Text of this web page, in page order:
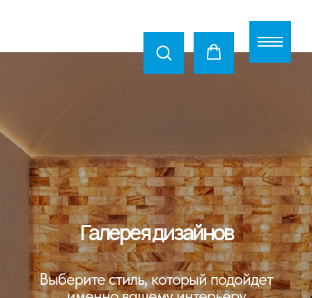
Галерея дизайнов
Выберите стиль, который подойдет